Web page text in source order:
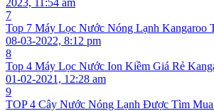
2023, 11:54 am
7
Top 7 Máy Lọc Nước Nóng Lạnh Kangaroo
08-03-2022, 8:12 pm
8
Top 4 Máy Lọc Nước Ion Kiềm Giá Rẻ
01-02-2021, 12:28 am
9
TOP 4 Cây Nước Nóng Lạnh Được Tìm